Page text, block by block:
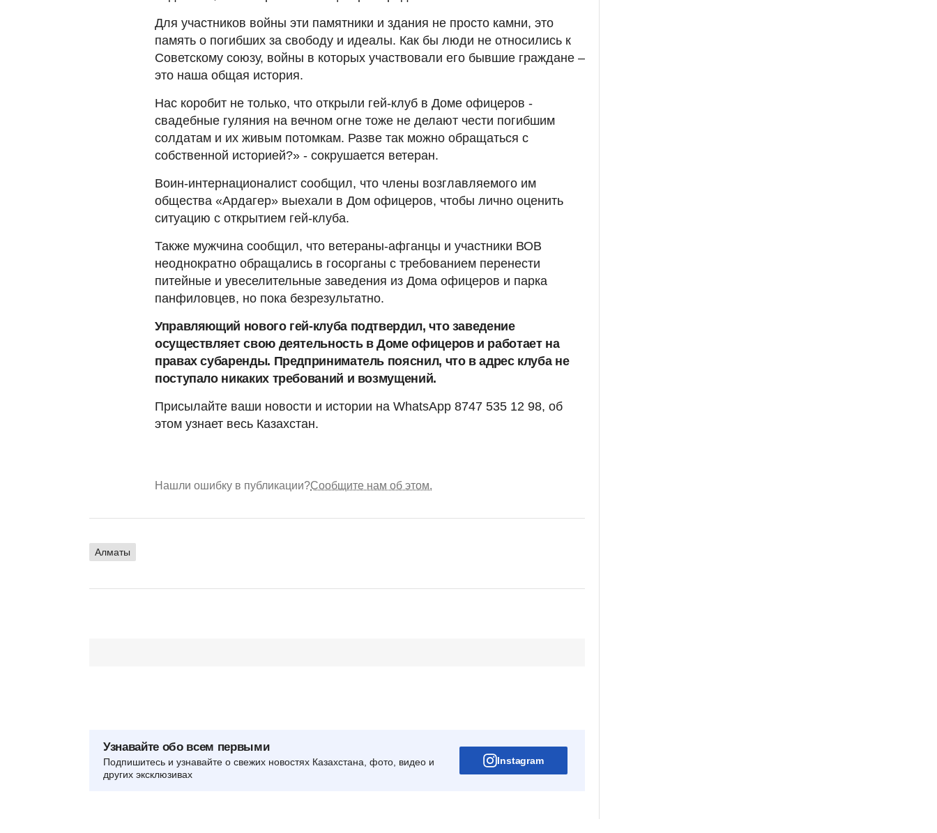
Для участников войны эти памятники и здания не просто камни, это
память о погибших за свободу и идеалы. Как бы люди не относились к
Советскому союзу, войны в которых участвовали его бывшие граждане –
это наша общая история.
Нас коробит не только, что открыли гей-клуб в Доме офицеров -
свадебные гуляния на вечном огне тоже не делают чести погибшим
солдатам и их живым потомкам. Разве так можно обращаться с
собственной историей?» - сокрушается ветеран.
Воин-интернационалист сообщил, что члены возглавляемого им
общества «Ардагер» выехали в Дом офицеров, чтобы лично оценить
ситуацию с открытием гей-клуба.
Также мужчина сообщил, что ветераны-афганцы и участники ВОВ
неоднократно обращались в госорганы с требованием перенести
питейные и увеселительные заведения из Дома офицеров и парка
панфиловцев, но пока безрезультатно.
Управляющий нового гей-клуба подтвердил, что заведение
осуществляет свою деятельность в Доме офицеров и работает на
правах субаренды. Предприниматель пояснил, что в адрес клуба не
поступало никаких требований и возмущений.
Присылайте ваши новости и истории на WhatsApp 8747 535 12 98, об
этом узнает весь Казахстан.
Нашли ошибку в публикации?Сообщите нам об этом.
Алматы
Узнавайте обо всем первыми
Подпишитесь и узнавайте о свежих новостях Казахстана, фото, видео и
других эксклюзивах
Instagram